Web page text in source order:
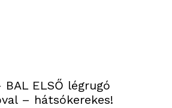
BAL ELSŐ légrugó
– hátsókerekes!